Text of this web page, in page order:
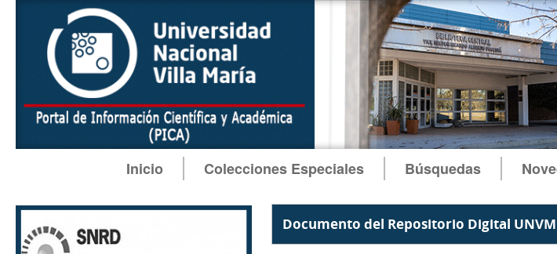
Inicio Colecciones Especiales Búsquedas
Documento del Repositorio Digital UNVM